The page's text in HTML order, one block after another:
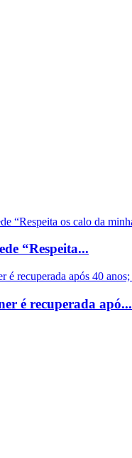
“Respeita...
é recuperada apó...